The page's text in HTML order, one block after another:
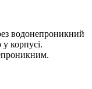
водонепроникний
корпусі.